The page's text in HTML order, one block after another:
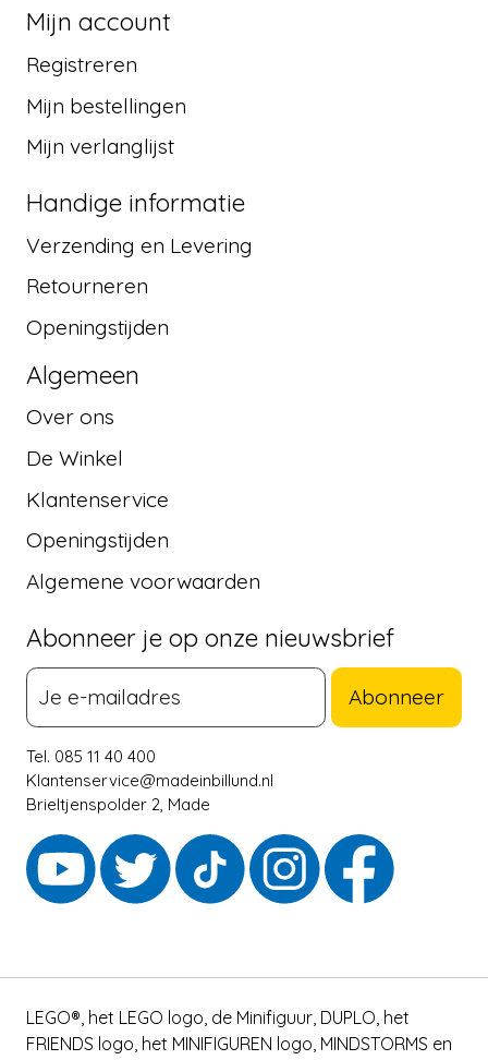
Mijn account
Registreren
Mijn bestellingen
Mijn verlanglijst
Handige informatie
Verzending en Levering
Retourneren
Openingstijden
Algemeen
Over ons
De Winkel
Klantenservice
Openingstijden
Algemene voorwaarden
Abonneer je op onze nieuwsbrief
Abonneer
Tel. 085 11 40 400
Klantenservice@madeinbillund.nl
Brieltjenspolder 2, Made
LEGO®, het LEGO logo, de Minifiguur, DUPLO, het
FRIENDS logo, het MINIFIGUREN logo, MINDSTORMS en